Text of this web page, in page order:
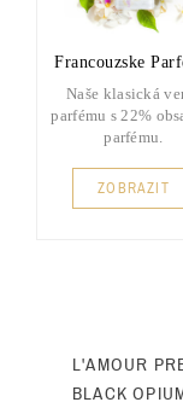
Francouzske
Naše klasická
parfému s 22%
parfému.
ZOBRAZIT
L'AMOUR
BLACK